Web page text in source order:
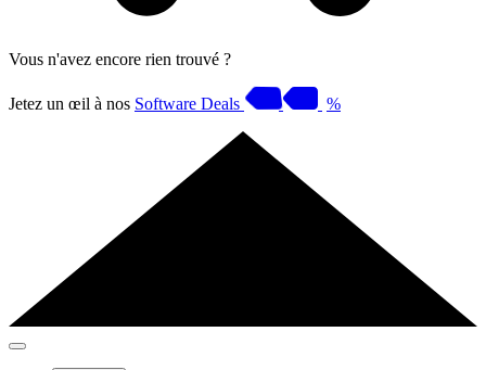
Vous n'avez encore rien trouvé ?
Jetez un œil à nos Software Deals %